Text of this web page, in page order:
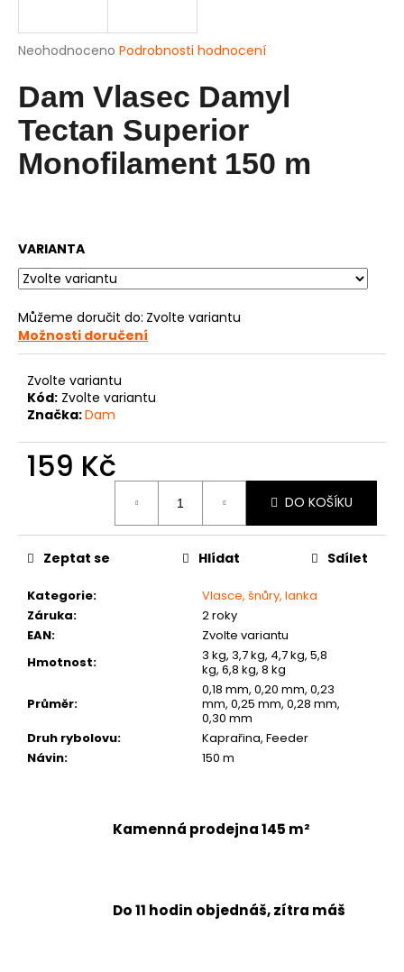
Průměrné
produktu
je
0,0
5
hvězdiček.
Neohodnoceno Podrobnosti hodnocení
Dam Vlasec Damyl
Tectan Superior
Monofilament 150 m
VARIANTA
Můžeme doručit do: Zvolte variantu
Možnosti doručení
Zvolte variantu
Kód: Zvolte variantu
Značka:Dam
159 Kč
DO KOŠÍKU
Kategorie:
Vlasce, šnůry, lanka
Záruka:
2 roky
EAN:
Zvolte variantu
Hmotnost:
3 kg, 3,7 kg, 4,7 kg, 5,8
kg, 6,8 kg, 8 kg
Průměr:
0,18 mm, 0,20 mm, 0,23
mm, 0,25 mm, 0,28 mm,
0,30 mm
Druh rybolovu:
Kaprařina, Feeder
Návin: 150 m
Zeptat se Hlídat Sdílet
Kamenná prodejna 145 m²
Do 11 hodin objednáš, zítra máš
j
t
?
D
p
o
u
j